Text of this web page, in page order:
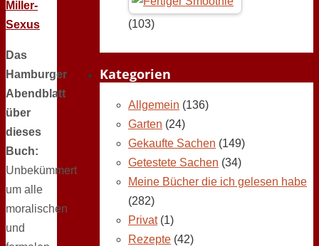
Das
Hamburger
Abendblatt
über
dieses
Buch:
Unbekümmert
um alle
moralischen
und
(103)
Kategorien
Allgemein (136)
Garten (24)
Gekaufte Sachen (149)
Getestete Sachen (34)
Meine Bücher die ich gelesen habe
(282)
Privat(1)
Rezepte (42)